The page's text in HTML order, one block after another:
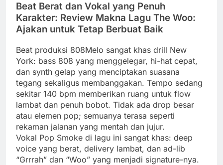
Beat Berat dan Vokal yang Penuh
Karakter: Review Makna Lagu The Woo:
Ajakan untuk Tetap Berbuat Baik
Beat produksi 808Melo sangat khas drill New
York: bass 808 yang menggelegar, hi-hat cepat,
dan synth gelap yang menciptakan suasana
tegang sekaligus membanggakan. Tempo sedang
sekitar 140 bpm memberikan ruang untuk flow
lambat dan penuh bobot. Tidak ada drop besar
atau elemen pop; semuanya terasa seperti
rekaman jalanan yang mentah dan jujur.
Vokal Pop Smoke di lagu ini sangat khas: deep
voice yang berat, delivery lambat, dan ad-lib
“Grrrah” dan “Woo” yang menjadi signature-nya.